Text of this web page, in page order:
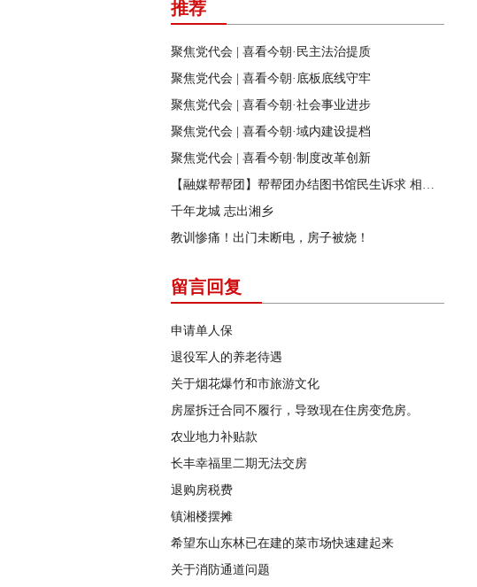
推荐
聚焦党代会 | 喜看今朝·民主法治提质
聚焦党代会 | 喜看今朝·底板底线守牢
聚焦党代会 | 喜看今朝·社会事业进步
聚焦党代会 | 喜看今朝·域内建设提档
聚焦党代会 | 喜看今朝·制度改革创新
【融媒帮帮团】帮帮团办结图书馆民生诉求 相关部门迅速行动 改善市民阅读环境
千年龙城 志出湘乡
教训惨痛！出门未断电，房子被烧！
留言回复
申请单人保
退役军人的养老待遇
关于烟花爆竹和市旅游文化
房屋拆迁合同不履行，导致现在住房变危房。
农业地力补贴款
长丰幸福里二期无法交房
退购房税费
镇湘楼摆摊
希望东山东林已在建的菜市场快速建起来
关于消防通道问题